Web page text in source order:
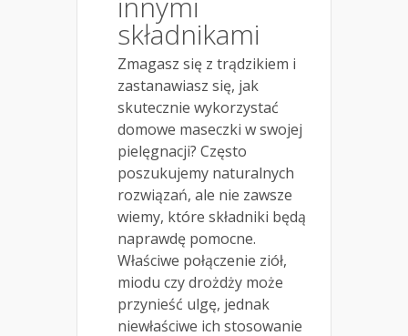
składnikami
Zmagasz się z trądzikiem i
zastanawiasz się, jak
skutecznie wykorzystać
domowe maseczki w swojej
pielęgnacji? Często
poszukujemy naturalnych
rozwiązań, ale nie zawsze
wiemy, które składniki będą
naprawdę pomocne.
Właściwe połączenie ziół,
miodu czy drożdży może
przynieść ulgę, jednak
niewłaściwe ich stosowanie